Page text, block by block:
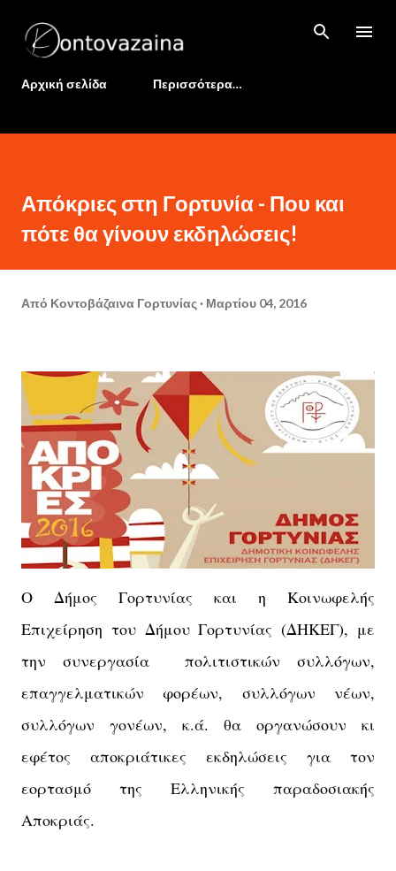
Αρχική σελίδα Περισσότερα…
Απόκριες στη Γορτυνία - Που και
πότε θα γίνουν εκδηλώσεις!
Από Κοντοβάζαινα Γορτυνίας Μαρτίου 04, 2016
Ο Δήμος Γορτυνίας και η Κοινωφελής
Επιχείρηση του Δήμου Γορτυνίας (ΔΗΚΕΓ), με
την συνεργασία πολιτιστικών συλλόγων,
επαγγελματικών φορέων, συλλόγων νέων,
συλλόγων γονέων, κ.ά. θα οργανώσουν κι
εφέτος αποκριάτικες εκδηλώσεις για τον
εορτασμό της Ελληνικής παραδοσιακής
Αποκριάς.